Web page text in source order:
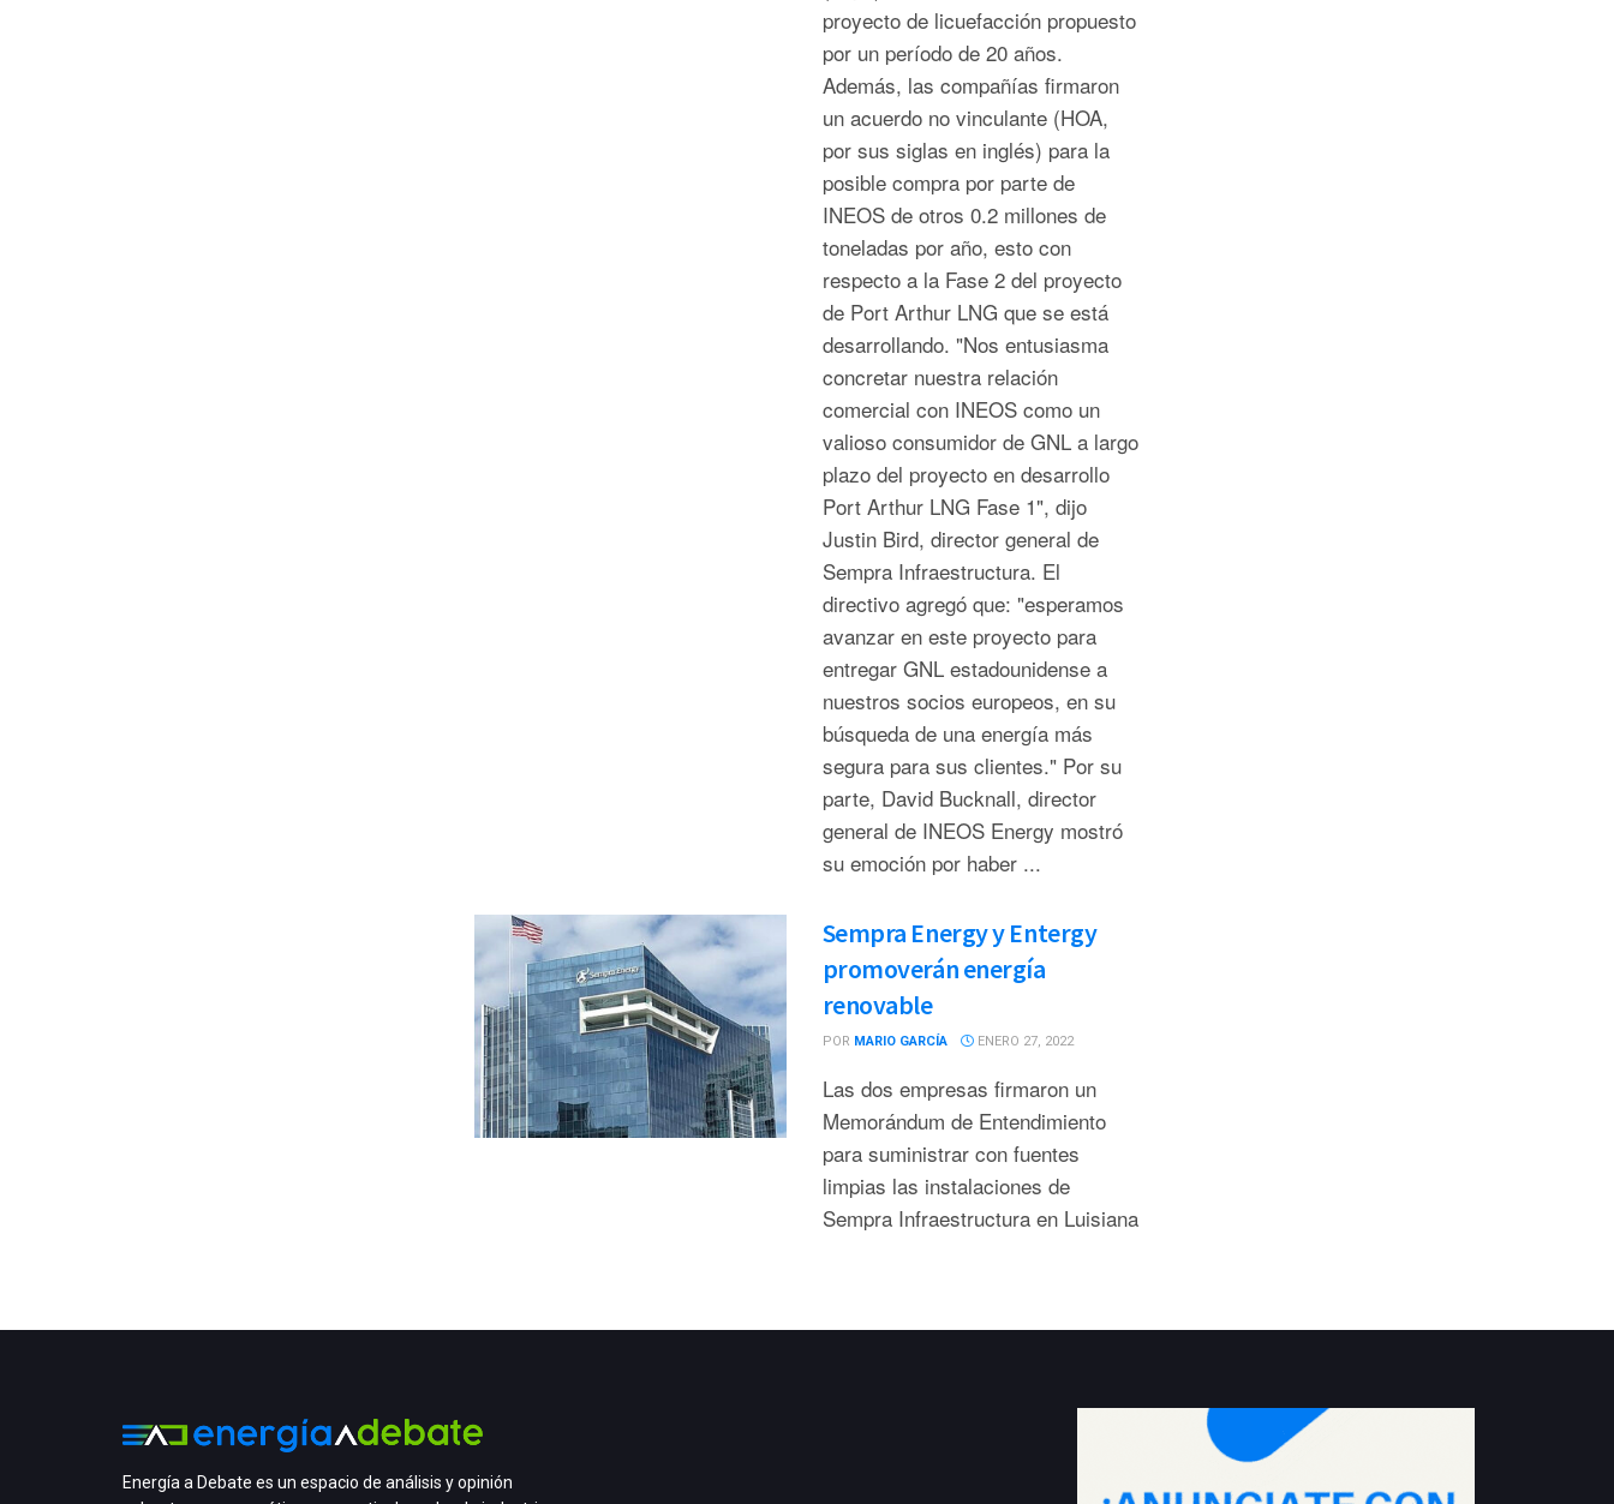
proyecto de licuefacción propuesto
por un período de 20 años.
Además, las compañías firmaron
un acuerdo no vinculante (HOA,
por sus siglas en inglés) para la
posible compra por parte de
INEOS de otros 0.2 millones de
toneladas por año, esto con
respecto a la Fase 2 del proyecto
de Port Arthur LNG que se está
desarrollando. "Nos entusiasma
concretar nuestra relación
comercial con INEOS como un
valioso consumidor de GNL a largo
plazo del proyecto en desarrollo
Port Arthur LNG Fase 1", dijo
Justin Bird, director general de
Sempra Infraestructura. El
directivo agregó que: "esperamos
avanzar en este proyecto para
entregar GNL estadounidense a
nuestros socios europeos, en su
búsqueda de una energía más
segura para sus clientes." Por su
parte, David Bucknall, director
general de INEOS Energy mostró
su emoción por haber ...
Sempra Energy y Entergy
promoverán energía
renovable
POR MARIO GARCÍA ENERO 27, 2022
Las dos empresas firmaron un
Memorándum de Entendimiento
para suministrar con fuentes
limpias las instalaciones de
Sempra Infraestructura en Luisiana
Energía a Debate es un espacio de análisis y opinión